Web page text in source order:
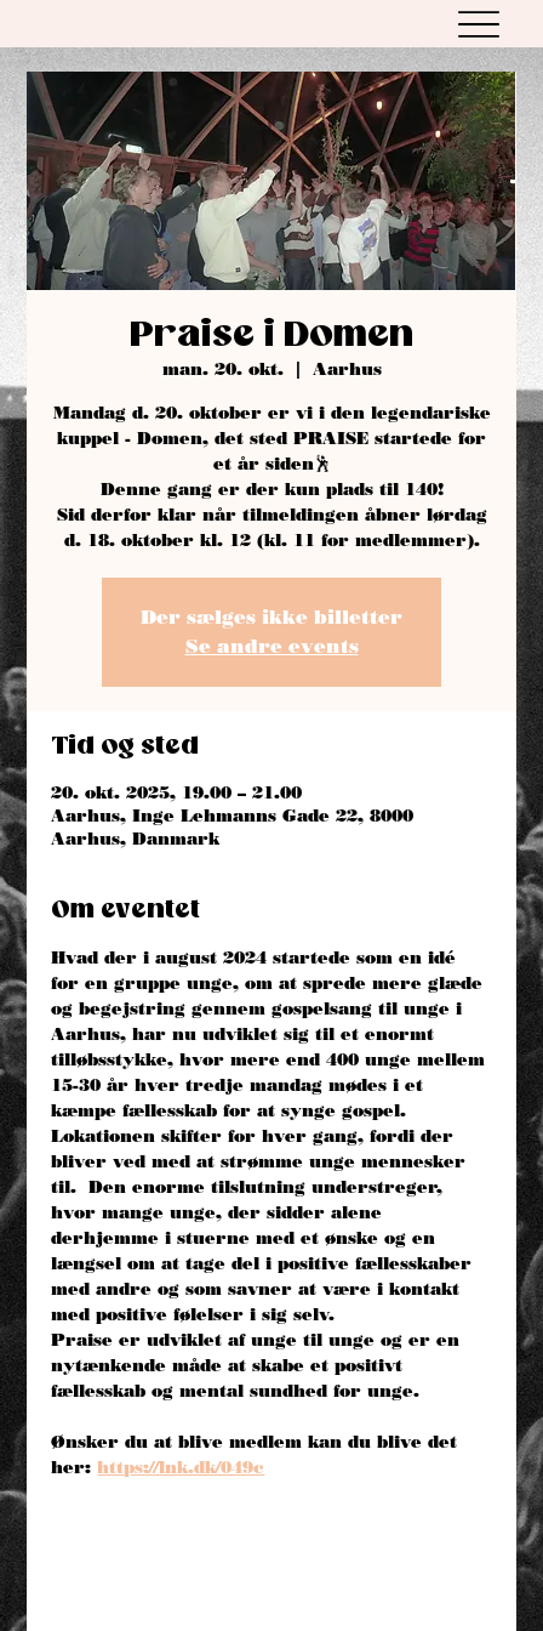
Praise i Domen
man. 20. okt.
  |
Aarhus
Mandag d. 20. oktober er vi i den legendariske
kuppel - Domen, det sted PRAISE startede for
et år siden🕺
Denne gang er der kun plads til 140!
Sid derfor klar når tilmeldingen åbner lørdag
d. 18. oktober kl. 12 (kl. 11 for medlemmer).
Der sælges ikke billetter
Se andre events
Tid og sted
20. okt. 2025, 19.00 – 21.00
Aarhus, Inge Lehmanns Gade 22, 8000
Aarhus, Danmark
Om eventet
Hvad der i august 2024 startede som en idé
for en gruppe unge, om at sprede mere glæde
og begejstring gennem gospelsang til unge i
Aarhus, har nu udviklet sig til et enormt
tilløbsstykke, hvor mere end 400 unge mellem
15-30 år hver tredje mandag mødes i et
kæmpe fællesskab for at synge gospel.
Lokationen skifter for hver gang, fordi der
bliver ved med at strømme unge mennesker
til.  Den enorme tilslutning understreger,
hvor mange unge, der sidder alene
derhjemme i stuerne med et ønske og en
længsel om at tage del i positive fællesskaber
med andre og som savner at være i kontakt
med positive følelser i sig selv.
Praise er udviklet af unge til unge og er en
nytænkende måde at skabe et positivt
fællesskab og mental sundhed for unge.
Ønsker du at blive medlem kan du blive det
her: https://lnk.dk/049c